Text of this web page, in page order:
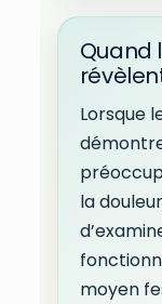
Quand
Lorsque
la
moyen